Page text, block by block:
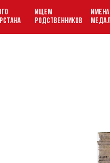
ИЩЕМ
РОДСТВЕННИКОВ
ИМЕНА